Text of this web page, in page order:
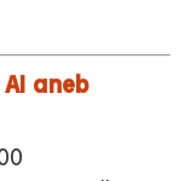
aneb